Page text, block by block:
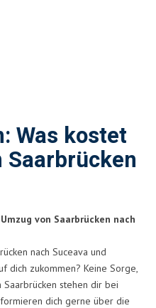
Was kostet
Saarbrücken
von Saarbrücken nach
nach Suceava und
dich zukommen? Keine Sorge,
stehen dir bei
dich gerne über die